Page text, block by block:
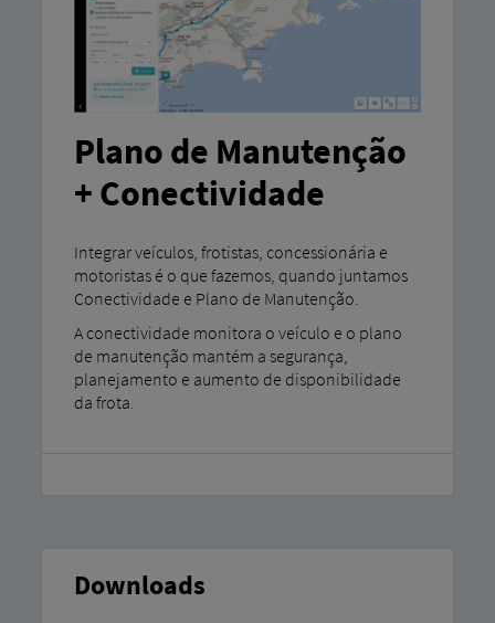
Plano de Manutenção
+ Conectividade
Integrar veículos, frotistas, concessionária e
motoristas é o que fazemos, quando juntamos
Conectividade e Plano de Manutenção.
A conectividade monitora o veículo e o plano
de manutenção mantém a segurança,
planejamento e aumento de disponibilidade
da frota.
Downloads